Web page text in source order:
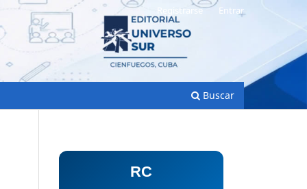
Buscar
Registrarse Entrar
RC